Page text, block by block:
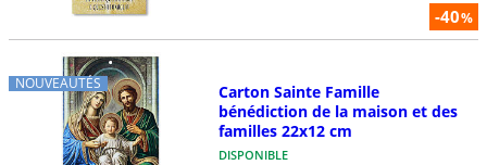
-40%
NOUVEAUTÉS
Carton Sainte Famille
bénédiction de la maison et des
familles 22x12 cm
DISPONIBLE